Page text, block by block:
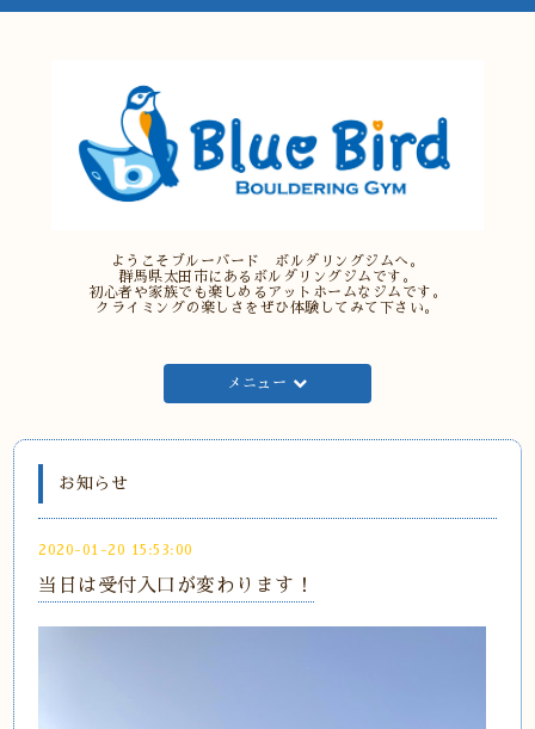
ようこそブルーバード ボルダリングジムへ。
群馬県太田市にあるボルダリングジムです。
初心者や家族でも楽しめるアットホームなジムです。
クライミングの楽しさをぜひ体験してみて下さい。
メニュー
お知らせ
2020-01-20 15:53:00
当日は受付入口が変わります！